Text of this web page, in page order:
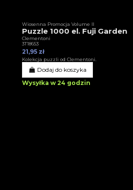
Wiosenna Promocja Volume II
Puzzle 1000 el. Fuji Garden
Clementoni
3T18653
21,95 zł
Kolekcja puzzli od Clementoni.
Dodaj do koszyka
Wysyłka w 24 godzin